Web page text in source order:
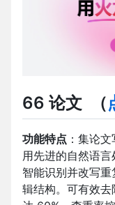
66 论文 （
功能特点 ：集论
用先进的自然语言
智能识别并改写
辑结构。可有效